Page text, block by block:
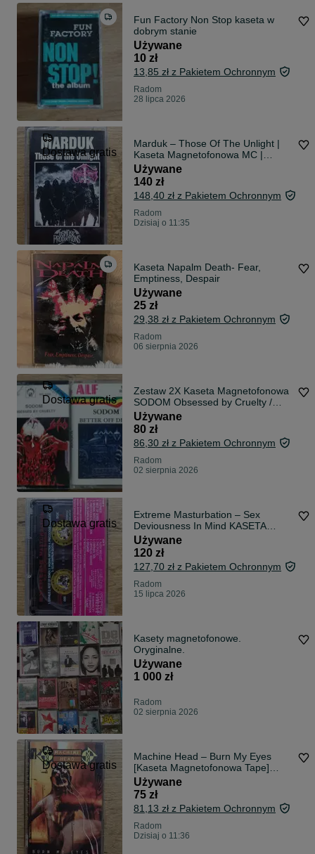
Fun Factory Non Stop kaseta w
dobrym stanie
Używane
10 zł
13,85 zł z Pakietem Ochronnym
Radom
28 lipca 2026
Dostawa gratis
Marduk – Those Of The Unlight |
Kaseta Magnetofonowa MC |
Morbid Noizz 1994 (005) UNIKAT
Używane
140 zł
148,40 zł z Pakietem Ochronnym
Radom
Dzisiaj o 11:35
Kaseta Napalm Death- Fear,
Emptiness, Despair
Używane
25 zł
29,38 zł z Pakietem Ochronnym
Radom
06 sierpnia 2026
Dostawa gratis
Zestaw 2X Kaseta Magnetofonowa
SODOM Obsessed by Cruelty /
Better Off Dead Klasyka Thrash
Używane
80 zł
86,30 zł z Pakietem Ochronnym
Radom
02 sierpnia 2026
Dostawa gratis
Extreme Masturbation – Sex
Deviousness In Mind KASETA
MAGNETOFONOWA Cult
Grindcore 1992 Rock'n'Roll
Records
Używane
120 zł
127,70 zł z Pakietem Ochronnym
Radom
15 lipca 2026
Kasety magnetofonowe.
Oryginalne.
Używane
1 000 zł
Radom
02 sierpnia 2026
Dostawa gratis
Machine Head – Burn My Eyes
[Kaseta Magnetofonowa Tape]
1994 Metal Mind MASS 0089
Używane
75 zł
81,13 zł z Pakietem Ochronnym
Radom
Dzisiaj o 11:36